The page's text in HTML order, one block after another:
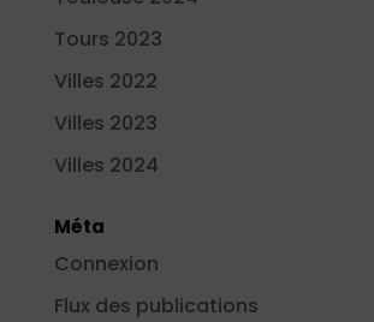
Tours 2023
Villes 2022
Villes 2023
Villes 2024
Méta
Connexion
Flux des publications